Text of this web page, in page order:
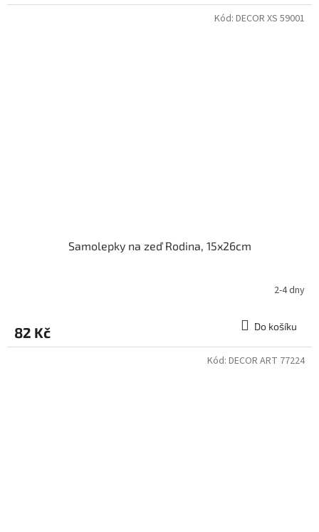
Samolepky na zeď Rodina, 15x26cm
2-4 dny
82 Kč Do košíku
Kód: DECOR XS 59001
Kód: DECOR ART 77224